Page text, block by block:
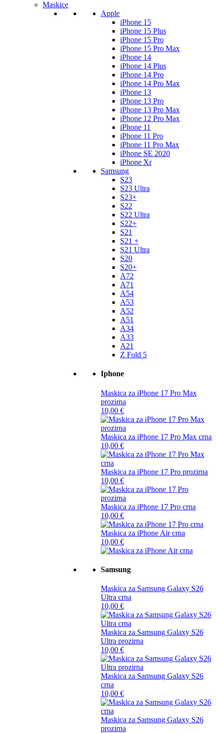
Maskice
Apple
iPhone 15
iPhone 15 Plus
iPhone 15 Pro
iPhone 15 Pro Max
iPhone 14
iPhone 14 Plus
iPhone 14 Pro
iPhone 14 Pro Max
iPhone 13
iPhone 13 Pro
iPhone 13 Pro Max
iPhone 12 Pro Max
iPhone 11
iPhone 11 Pro
iPhone 11 Pro Max
iPhone SE 2020
iPhone Xr
Samsung
S23
S23 Ultra
S23+
S22
S22 Ultra
S22+
S21
S21 +
S21 Ultra
S20
S20+
A72
A71
A54
A53
A52
A51
A34
A33
A21
Z Fold 5
Iphone
Maskica za iPhone 17 Pro Max
prozirna
10,00 €
Maskica za iPhone 17 Pro Max crna
10,00 €
Maskica za iPhone 17 Pro prozirna
10,00 €
Maskica za iPhone 17 Pro crna
10,00 €
Maskica za iPhone Air crna
10,00 €
Samsung
Maskica za Samsung Galaxy S26
Ultra crna
10,00 €
Maskica za Samsung Galaxy S26
Ultra prozirna
10,00 €
Maskica za Samsung Galaxy S26
crna
10,00 €
Maskica za Samsung Galaxy S26
prozirna